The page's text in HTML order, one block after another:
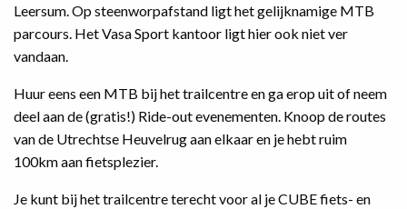
Leersum. Op steenworpafstand ligt het gelijknamige MTB
parcours. Het Vasa Sport kantoor ligt hier ook niet ver
vandaan.
Huur eens een MTB bij het trailcentre en ga erop uit of neem
deel aan de (gratis!) Ride-out evenementen. Knoop de routes
van de Utrechtse Heuvelrug aan elkaar en je hebt ruim
100km aan fietsplezier.
Je kunt bij het trailcentre terecht voor al je CUBE fiets- en